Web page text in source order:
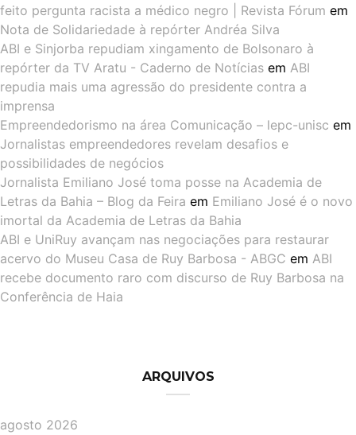
feito pergunta racista a médico negro | Revista Fórum em
Nota de Solidariedade à repórter Andréa Silva
ABI e Sinjorba repudiam xingamento de Bolsonaro à
repórter da TV Aratu - Caderno de Notícias em ABI
repudia mais uma agressão do presidente contra a
imprensa
Empreendedorismo na área Comunicação – lepc-unisc em
Jornalistas empreendedores revelam desafios e
possibilidades de negócios
Jornalista Emiliano José toma posse na Academia de
Letras da Bahia – Blog da Feira em Emiliano José é o novo
imortal da Academia de Letras da Bahia
ABI e UniRuy avançam nas negociações para restaurar
acervo do Museu Casa de Ruy Barbosa - ABGC em ABI
recebe documento raro com discurso de Ruy Barbosa na
Conferência de Haia
ARQUIVOS
agosto 2026